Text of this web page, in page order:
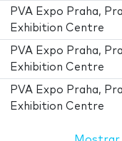
PVA Expo Praha,
Exhibition Centre
PVA Expo Praha,
Exhibition Centre
PVA Expo Praha,
Exhibition Centre